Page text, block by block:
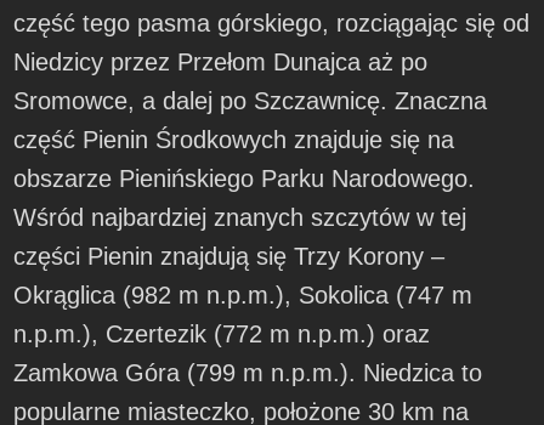
część tego pasma górskiego, rozciągając się od
Niedzicy przez Przełom Dunajca aż po
Sromowce, a dalej po Szczawnicę. Znaczna
część Pienin Środkowych znajduje się na
obszarze Pienińskiego Parku Narodowego.
Wśród najbardziej znanych szczytów w tej
części Pienin znajdują się Trzy Korony –
Okrąglica (982 m n.p.m.), Sokolica (747 m
n.p.m.), Czertezik (772 m n.p.m.) oraz
Zamkowa Góra (799 m n.p.m.). Niedzica to
popularne miasteczko, położone 30 km na